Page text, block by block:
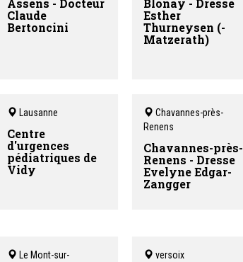
Assens - Docteur
Claude
Bertoncini
Blonay - Dresse
Esther
Thurneysen (-
Matzerath)
Lausanne
Centre
d'urgences
pédiatriques de
Vidy
Chavannes-près-
Renens
Chavannes-près-
Renens - Dresse
Evelyne Edgar-
Zangger
Le Mont-sur-
versoix